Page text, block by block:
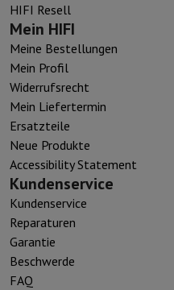
HIFI Resell
Mein HIFI
Meine Bestellungen
Mein Profil
Widerrufsrecht
Mein Liefertermin
Ersatzteile
Neue Produkte
Accessibility Statement
Kundenservice
Kundenservice
Reparaturen
Garantie
Beschwerde
FAQ